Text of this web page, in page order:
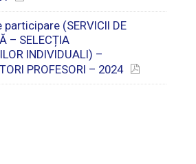
(SERVICII DE
– SELECȚIA
INDIVIDUALI) –
PROFESORI – 2024